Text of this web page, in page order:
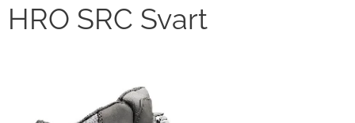
HRO SRC Svart